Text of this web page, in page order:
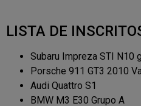
LISTA DE
Subaru Impreza STI N10
Porsche 911 GT3 2010
Audi Quattro S1
BMW M3 E30 Grupo A